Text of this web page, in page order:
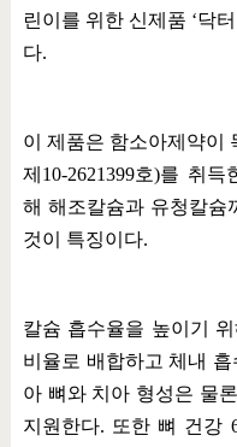
린이를 위한 신제품 ‘닥터
다.
이 제품은 함소아제약이
제 10-2621399호)를 취득
해 해조칼슘과 유청칼슘
것이 특징이다.
칼슘 흡수율을 높이기
비율로 배합하고 체내
아 뼈와 치아 형성은 물
지원한다. 또한 뼈 건강